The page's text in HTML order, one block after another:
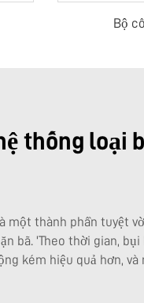
Bộ
thống loại
một thành phần tuyệt
bã. 'Theo thời gian,
kém hiệu quả hơn,